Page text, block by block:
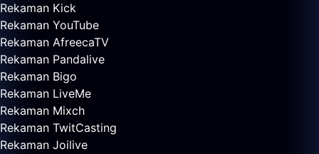
Rekaman Kick
Rekaman YouTube
Rekaman AfreecaTV
Rekaman Pandalive
Rekaman Bigo
Rekaman LiveMe
Rekaman Mixch
Rekaman TwitCasting
Rekaman Joilive